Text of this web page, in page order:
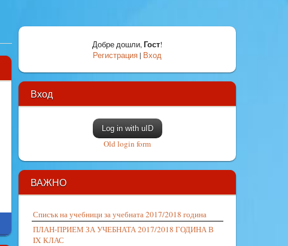
Добре дошли,Гост!
Регистрация| Вход
Вход
Log in with uID
Old login form
ВАЖНО
Списък на учебници за учебната 2017/2018 година
ПЛАН-ПРИЕМ ЗА УЧЕБНАТА 2017/2018 ГОДИНА В
IX КЛАС